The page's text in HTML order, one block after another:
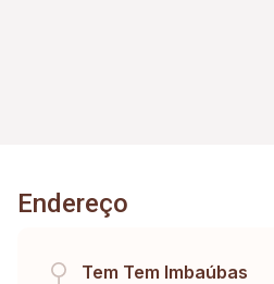
Endereço
Tem Tem Imbaúbas